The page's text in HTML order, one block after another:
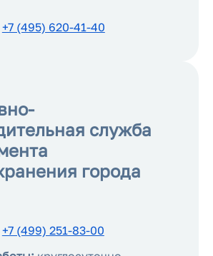
+7 (495) 620-41-40
служба
города
+7 (499) 251-83-00